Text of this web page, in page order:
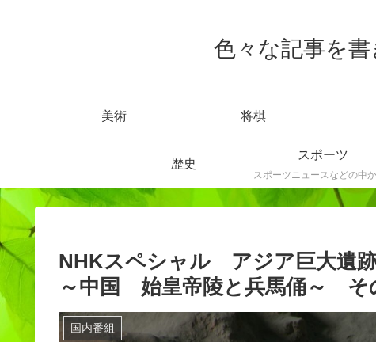
色々な記事を
美術 将棋
歴史
スポーツ
NHKスペシャル アジア巨大遺
～中国 始皇帝陵と兵馬俑～ そ
国内番組